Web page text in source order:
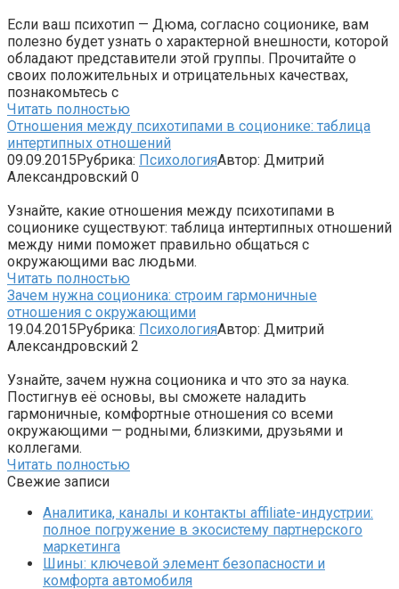
Если ваш психотип — Дюма, согласно соционике, вам
полезно будет узнать о характерной внешности, которой
обладают представители этой группы. Прочитайте о
своих положительных и отрицательных качествах,
познакомьтесь с
Читать полностью
Отношения между психотипами в соционике: таблица
интертипных отношений
09.09.2015Рубрика: ПсихологияАвтор: Дмитрий
Александровский 0
Узнайте, какие отношения между психотипами в
соционике существуют: таблица интертипных отношений
между ними поможет правильно общаться с
окружающими вас людьми.
Читать полностью
Зачем нужна соционика: строим гармоничные
отношения с окружающими
19.04.2015Рубрика: ПсихологияАвтор: Дмитрий
Александровский 2
Узнайте, зачем нужна соционика и что это за наука.
Постигнув её основы, вы сможете наладить
гармоничные, комфортные отношения со всеми
окружающими — родными, близкими, друзьями и
коллегами.
Читать полностью
Свежие записи
Аналитика, каналы и контакты affiliate-индустрии:
полное погружение в экосистему партнерского
маркетинга
Шины: ключевой элемент безопасности и
комфорта автомобиля